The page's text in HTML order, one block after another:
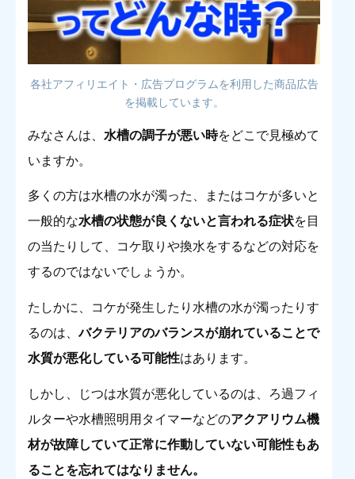
各社アフィリエイト・広告プログラムを利用した商品広告
を掲載しています。
みなさんは、 水槽の調子が悪い時をどこで見極めて
いますか。
多くの方は水槽の水が濁った、またはコケが多いと
一般的な水槽の状態が良くないと言われる症状を目
の当たりして、コケ取りや換水をするなどの対応を
するのではないでしょうか。
たしかに、コケが発生したり水槽の水が濁ったりす
るのは、バクテリアのバランスが崩れていることで
水質が悪化している可能性はあります。
しかし、じつは水質が悪化しているのは、ろ過フィ
ルターや水槽照明用タイマーなどのアクアリウム機
材が故障していて正常に作動していない可能性もあ
ることを忘れてはなりません。